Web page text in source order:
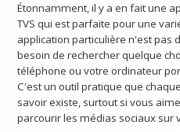
Étonnamment, il y a en fait une
TVS qui est parfaite pour une
application particulière n'est pas
besoin de rechercher quelque
téléphone ou votre ordinateur
C'est un outil pratique que
savoir existe, surtout si vous
parcourir les médias sociaux sur